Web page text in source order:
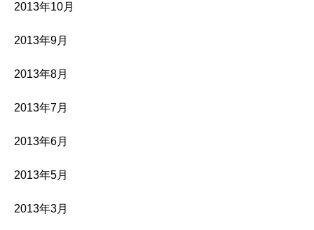
2013年10月
2013年9月
2013年8月
2013年7月
2013年6月
2013年5月
2013年3月